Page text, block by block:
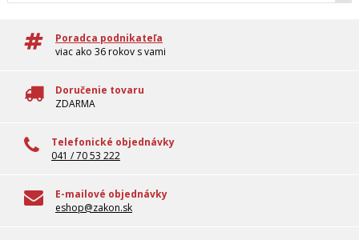
Poradca podnikateľa
viac ako 36 rokov s vami
Doručenie tovaru
ZDARMA
Telefonické objednávky
041 / 70 53 222
E-mailové objednávky
eshop@zakon.sk